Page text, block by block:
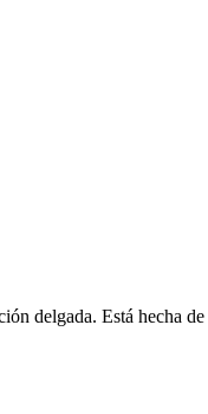
delgada. Está hecha